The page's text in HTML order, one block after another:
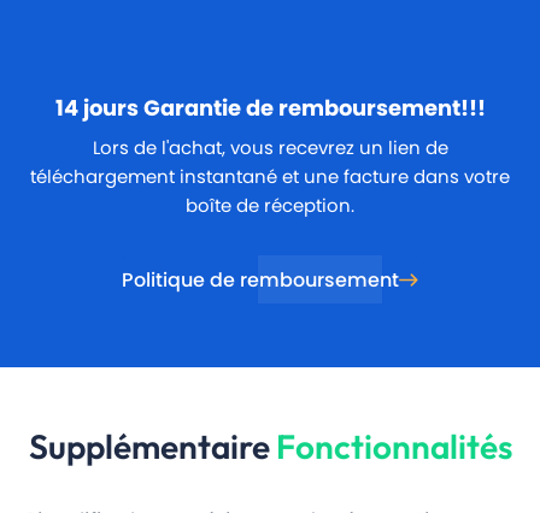
14 joursGarantie de remboursement!!!
Lors de l'achat, vous recevrez un lien de
téléchargement instantané et une facture dans votre
boîte de réception.
Politique de remboursement
Supplémentaire Fonctionnalités